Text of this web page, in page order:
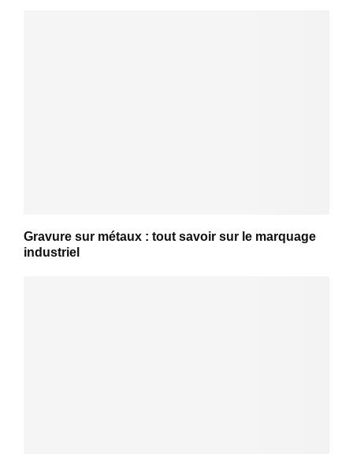
Gravure sur métaux : tout savoir sur le marquage
industriel